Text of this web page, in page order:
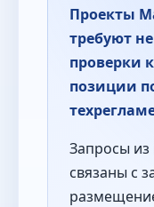
Проекты
требуют
проверки
позиции
Запросы
связаны с